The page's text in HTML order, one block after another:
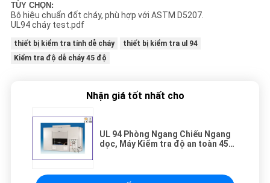
TÙY CHỌN:
Bộ hiệu chuẩn đốt cháy, phù hợp với ASTM D5207.
UL94 cháy test.pdf
thiết bị kiểm tra tính dễ cháy
thiết bị kiểm tra ul 94
Kiểm tra độ dễ cháy 45 độ
Nhận giá tốt nhất cho
UL 94 Phòng Ngang Chiếu Ngang
dọc, Máy Kiểm tra độ an toàn 45